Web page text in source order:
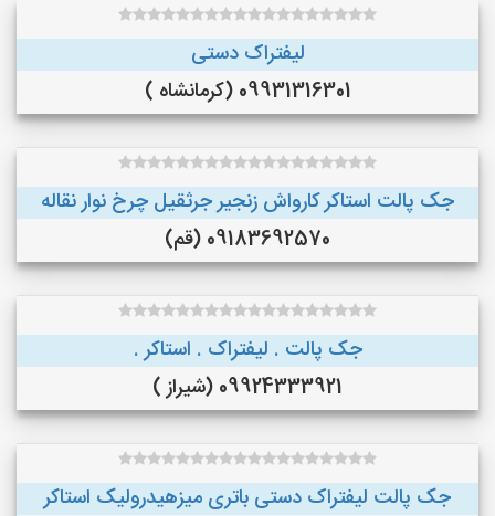
لیفتراک دستی
09931316301 (کرمانشاه )
جک پالت استاکر کارواش زنجیر جرثقیل چرخ نوار نقاله
09183692570 (قم)
جک پالت . لیفتراک . استاکر .
09924333921 (شیراز )
جک پالت لیفتراک دستی باتری میزهیدرولیک استاکر